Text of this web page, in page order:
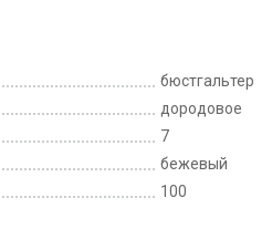
бюстгальтер
дородовое
7
бежевый
100